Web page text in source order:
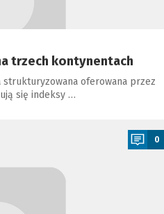
trzech kontynentach
oferowana przez
się indeksy …
0